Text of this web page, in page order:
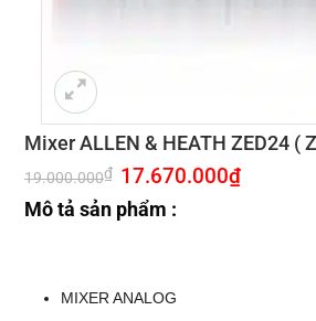
Mixer ALLEN & HEATH ZED24 (
19.000.000₫ Giá
gốc
là:
19.000.000₫.
17.670.000₫Giá
Mô tả sản phẩm :
MIXER ANALOG